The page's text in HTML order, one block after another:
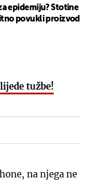
epidemiju? Stotine
povukli proizvod
tužbe!
na njega ne